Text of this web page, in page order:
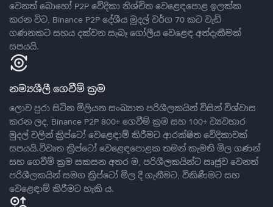
වෙනත් බොහෝ P2P වේදිකා නිශ්චිත වෙළෙඳපොළ ඉලක්ක
කරන විට, Binance P2P දේශීය මුදල් වර්ග 70 කට වැඩි
ගණනකට සහය දක්වන සැබෑ ගෝලීය වෙළෙඳ අත්දැකීමක්
සපයයි.
නම්‍යශීලී ගෙවීම් ක්‍රම
ලොව පුරා සිටින මිලියන සංඛ්‍යාත පරිශීලකයින් විසින් විශ්වාස
කරන ලද, Binance P2P 800+ ගෙවීම් ක්‍රම සහ 100+ ව්‍යවහාර
මුදල් වලින් ක්‍රිප්ටෝ වෙළෙඳාම් කිරීමට ආරක්ෂිත වේදිකාවක්
සපයයි.විවෘත ක්‍රිප්ටෝ වෙළෙඳපොළක තමන් කැමති මිල ගණන්
සහ ගෙවීම් ක්‍රම සකසන අතර ම, පරිශීලකයින්ට ඍජුව වෙනත්
පරිශීලකයින් සමග ක්‍රිප්ටෝ මිල දී ගැනීමට, විකිණීමට සහ
වෙළෙඳාම් කිරීමට හැකි ය.